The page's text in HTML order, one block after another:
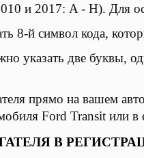
и 2017: A - H). Для
8-й символ кода,
указать две буквы,
прямо на вашем
Ford Transit или
В